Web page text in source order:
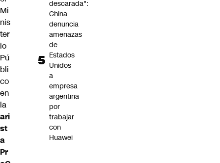
Mi
nis
ter
io
Pú
bli
co
en
la
ari
st
a
Pr
descarada":
China
denuncia
amenazas
de
Estados
Unidos
a
empresa
argentina
por
trabajar
con
Huawei